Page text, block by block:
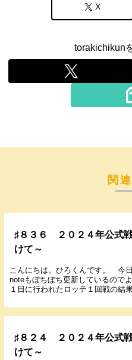
X
torakichikun
関
♯８３６ ２０２４年公式
けて～
こんにちは。ひろくんです。 今
noteもぼちぼち更新しているので
１日に行われたロッテ１回戦の
♯８２４ ２０２４年公式
けて～